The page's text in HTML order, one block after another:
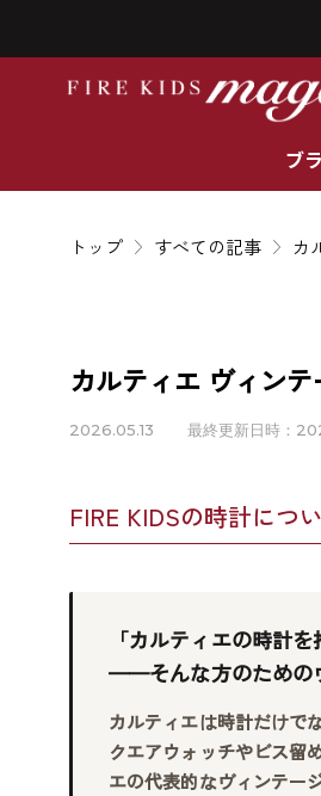
ブ
トップ すべての記事 カ
カルティエ ヴィン
2026.05.13 最終更新日時：
FIRE KIDSの時計につ
「カルティエの時計
——そんな方のための
カルティエは時計だけで
クエアウォッチやビス留
エの代表的なヴィンテー